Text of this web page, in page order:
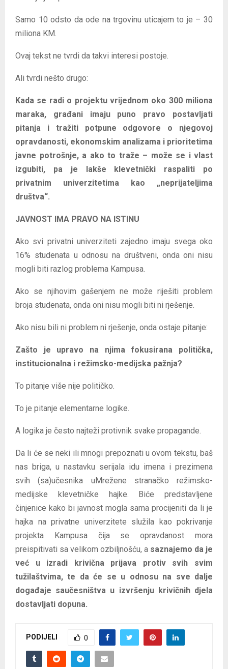
Samo 10 odsto da ode na trgovinu uticajem to je – 30
miliona KM.
Ovaj tekst ne tvrdi da takvi interesi postoje.
Ali tvrdi nešto drugo:
Kada se radi o projektu vrijednom oko 300 miliona
maraka, građani imaju puno pravo postavljati
pitanja i tražiti potpune odgovore o njegovoj
opravdanosti, ekonomskim analizama i prioritetima
javne potrošnje, a ako to traže – može se i vlast
izgubiti, pa je lakše klevetnički raspaliti po
privatnim univerzitetima kao „neprijateljima
društva“.
JAVNOST IMA PRAVO NA ISTINU
Ako svi privatni univerziteti zajedno imaju svega oko
16% studenata u odnosu na društveni, onda oni nisu
mogli biti razlog problema Kampusa.
Ako se njihovim gašenjem ne može riješiti problem
broja studenata, onda oni nisu mogli biti ni rješenje.
Ako nisu bili ni problem ni rješenje, onda ostaje pitanje:
Zašto je upravo na njima fokusirana politička,
institucionalna i režimsko-medijska pažnja?
To pitanje više nije političko.
To je pitanje elementarne logike.
A logika je često najteži protivnik svake propagande.
Da li će se neki ili mnogi prepoznati u ovom tekstu, baš
nas briga, u nastavku serijala idu imena i prezimena
svih (sa)učesnika uMrežene stranačko režimsko-
medijske klevetničke hajke. Biće predstavljene
činjenice kako bi javnost mogla sama procijeniti da li je
hajka na privatne univerzitete služila kao pokrivanje
projekta Kampusa čija se opravdanost mora
preispitivati sa velikom ozbiljnošću, a saznajemo da je
već u izradi krivična prijava protiv svih svim
tužilaštvima, te da će se u odnosu na sve dalje
događaje saučesništva u izvršenju krivičnih djela
dostavljati dopuna.
PODIJELI 0